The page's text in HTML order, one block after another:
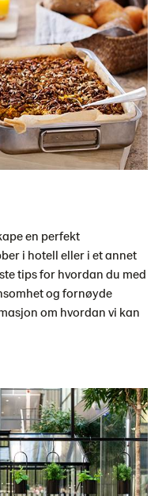
en perfekt
i hotell eller i et annet
tips for hvordan du med
og fornøyde
om hvordan vi kan